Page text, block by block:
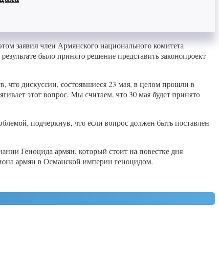
заявил член Армянского национального комитета
было принято решение представить законопроект
что дискуссии, состоявшиеся 23 мая, в целом прошли в
этот вопрос. Мы считаем, что 30 мая будет принято
подчеркнув, что если вопрос должен быть поставлен
Геноцида армян, который стоит на повестке дня
армян в Османской империи геноцидом.